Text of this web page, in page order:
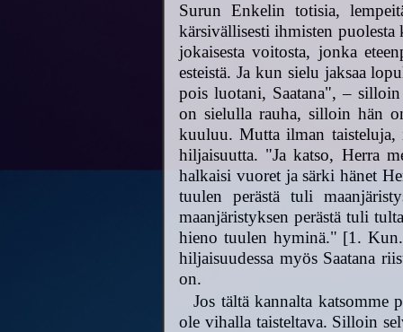
Surun Enkelin totisia,
kärsivällisesti ihmisten
jokaisesta voitosta, jonka
esteistä. Ja kun sielu jaksaa
pois luotani, Saatana", –
on sielulla rauha, silloin hän
kuuluu. Mutta ilman
hiljaisuutta. "Ja katso, Herra
halkaisi vuoret ja särki hänet
tuulen perästä tuli
maanjäristyksen perästä tuli
hieno tuulen hyminä." [1.
hiljaisuudessa myös Saatana
on.
Jos tältä kannalta katsomme
ole vihalla taisteltava. Silloin